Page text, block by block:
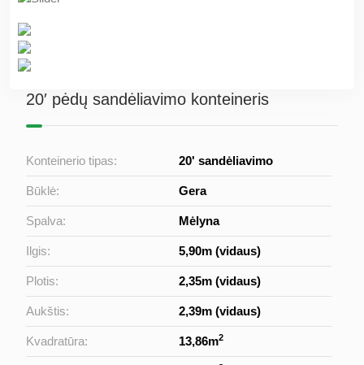
20′ pėdų sandėliavimo konteineris
Konteinerio tipas: 20' sandėliavimo
Būklė: Gera
Spalva: Mėlyna
Ilgis: 5,90m (vidaus)
Plotis: 2,35m (vidaus)
Aukštis: 2,39m (vidaus)
Kvadratūra: 13,86m2